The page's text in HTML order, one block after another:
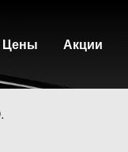
Цены Акции